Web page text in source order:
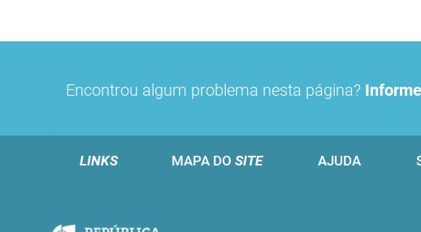
Encontrou algum problema nesta página?
LINKS MAPA DO SITE AJUDA